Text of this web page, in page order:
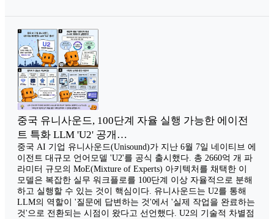
중국 유니사운드, 100단계 자율 실행 가능한 에이전
트 특화 LLM 'U2' 공개…
중국 AI 기업 유니사운드(Unisound)가 지난 6월 7일 네이티브 에
이전트 대규모 언어모델 'U2'를 공식 출시했다. 총 2660억 개 파
라미터 규모의 MoE(Mixture of Experts) 아키텍처를 채택한 이
모델은 복잡한 실무 워크플로를 100단계 이상 자율적으로 분해
하고 실행할 수 있는 것이 핵심이다. 유니사운드는 U2를 통해
LLM의 역할이 '질문에 답변하는 것'에서 '실제 작업을 완료하는
것'으로 전환되는 시점이 왔다고 선언했다. U2의 기술적 차별점